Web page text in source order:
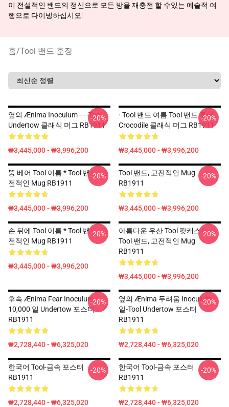
이 전설적인 밴드의 정신으로 모든 방을 재충전 할 수있는 예술적 여
행으로 다이빙하십시오!
홈/Tool 밴드 훈장
옆의 Ænima Inoculum - - -tool
Undertow 클래식 머그 RB1911
₩3,445,000 - ₩3,996,200
-20%
· Tool 밴드 여름 Tool 밴드 투어
Crocodile 클래식 머그 RB1911
₩3,445,000 - ₩3,996,200
-20%
뚱 베어 Tool 이름 * Tool 밴드, 고
전적인 Mug RB1911
₩3,445,000 - ₩3,996,200
-20%
Tool 밴드, 고전적인 Mug
RB1911
₩3,445,000 - ₩3,996,200
-20%
손 뒤에 Tool 이름 * Tool 밴드, 고
전적인 Mug RB1911
₩3,445,000 - ₩3,996,200
-20%
아름다운 우산 Tool 팟캐스트
Tool 밴드, 고전적인 Mug
RB1911
₩3,445,000 - ₩3,996,200
-20%
후속 Ænima Fear Inoculum
10,000 일 Undertow 포스터
RB1911
₩2,728,440 - ₩6,325,020
-20%
옆의 Ænima 두려움 Inoculum
일-Tool Undertow 포스터
RB1911
₩2,728,440 - ₩6,325,020
-20%
한국어 Tool-금속 포스터
RB1911
₩2,728,440 - ₩6,325,020
-20%
한국어 Tool-금속 포스터
RB1911
₩2,728,440 - ₩6,325,020
-20%